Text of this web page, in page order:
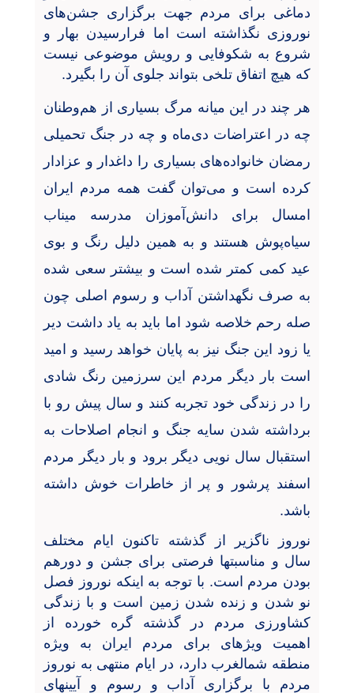
دماغی برای مردم جهت برگزاری جشنهای
نوروزی نگذاشته است اما فرارسیدن بهار و
شروع به شکوفایی و رویش موضوعی نیست
که هیچ اتفاق تلخی بتواند جلوی آن را بگیرد.
هر چند در این میانه مرگ بسیاری از هموطنان
چه در اعتراضات دیماه و چه در جنگ تحمیلی
رمضان خانوادههای بسیاری را داغدار و عزادار
کرده است و میتوان گفت همه مردم ایران
امسال برای دانش آموزان مدرسه میناب
سیاهپوش هستند و به همین دلیل رنگ و بوی
عید کمی کمتر شده است و بیشتر سعی شده
به صرف نگهداشتن آداب و رسوم اصلی چون
صله رحم خلاصه شود اما باید به یاد داشت دیر
یا زود این جنگ نیز به پایان خواهد رسید و امید
است بار دیگر مردم این سرزمین رنگ شادی
را در زندگی خود تجربه کنند و سال پیش رو با
برداشته شدن سایه جنگ و انجام اصلاحات به
استقبال سال نویی دیگر برود و بار دیگر مردم
اسفند پرشور و پر از خاطرات خوش داشته
باشد.
نوروز ناگزیر
از گذشته تاکنون ایام مختلف
سال و مناسبتها فرصتی برای جشن و دورهم
بودن مردم است. با توجه به اینکه نوروز فصل
نو شدن و زنده شدن زمین است و با زندگی
کشاورزی مردم در گذشته گره خورده از
اهمیت ویژهای برای مردم ایران به ویژه
منطقه شمالغرب دارد، در ایام منتهی به نوروز
مردم با برگزاری آداب و رسوم و آیینهای